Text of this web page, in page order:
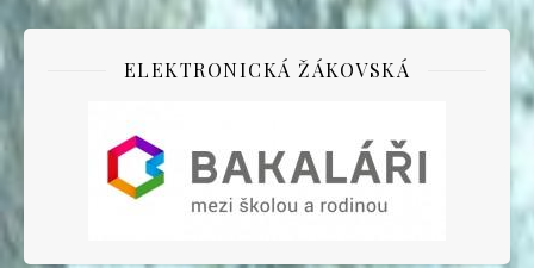
ELEKTRONICKÁ ŽÁKOVSKÁ